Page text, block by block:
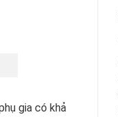
gia có khả